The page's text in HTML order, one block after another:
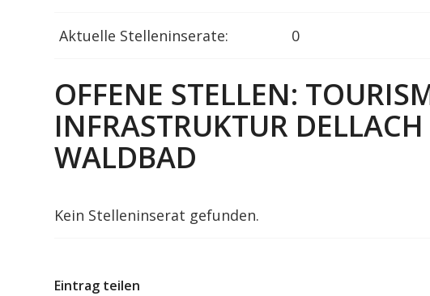
Aktuelle Stelleninserate: 0
OFFENE STELLEN:
INFRASTRUKTUR
WALDBAD
Kein Stelleninserat gefunden.
Eintrag teilen